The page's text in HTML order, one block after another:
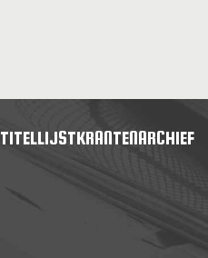
TITELLIJSTKRANTENARCHIEF